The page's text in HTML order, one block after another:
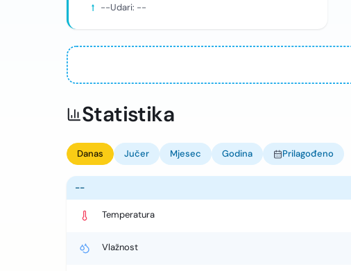
--Udari: --
Statistika
Danas Jučer Mjesec Godina Prilagođeno
--
Temperatura
Vlažnost